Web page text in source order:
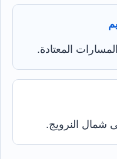
المعتادة.
شمال النرويج.